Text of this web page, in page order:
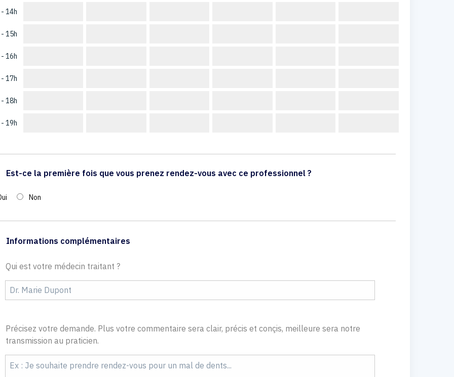
14h
15h
16h
17h
18h
19h
Est-ce la première fois que vous prenez rendez-vous avec ce professionnel ?
Non
Informations complémentaires
Qui est votre médecin traitant ?
Précisez votre demande. Plus votre commentaire sera clair, précis et conçis, meilleure sera notre
transmission au praticien.